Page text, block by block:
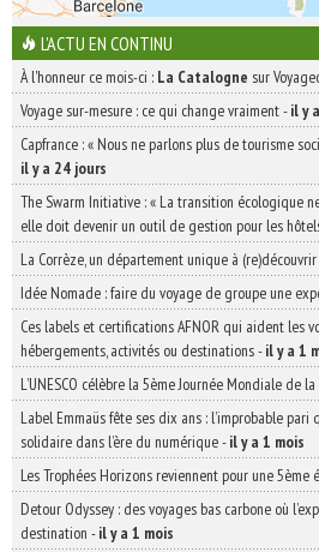
L'ACTU EN CONTINU
À l'honneur ce mois-ci : La Catalogne sur
Voyage sur-mesure : ce qui change vraiment-il y
Capfrance : « Nous ne parlons plus de tourisme
il y a 24 jours
The Swarm Initiative : « La transition écologique
elle doit devenir un outil de gestion pour les
La Corrèze, un département unique à
Idée Nomade : faire du voyage de groupe une
Ces labels et certifications AFNOR qui aident les
hébergements, activités ou destinations-il y a 1
L’UNESCO célèbre la 5ème Journée Mondiale de
Label Emmaüs fête ses dix ans : l’improbable pari
solidaire dans l’ère du numérique-il y a 1 mois
Les Trophées Horizons reviennent pour une 5ème
Detour Odyssey : des voyages bas carbone où
destination -il y a 1 mois